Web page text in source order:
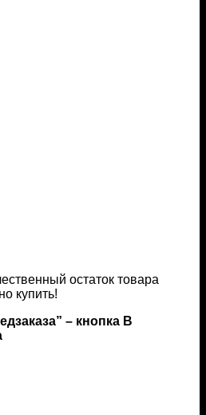
остаток товара
купить!
– кнопка В